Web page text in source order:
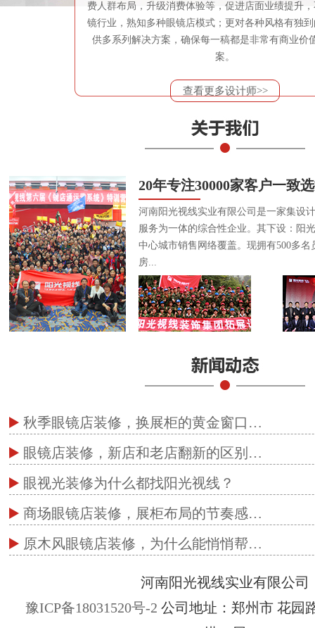
费人群布局，升级消费体验等，促进店面业绩提升
镜行业，熟知多种眼镜店模式；更对各种风格有独
供多系列解决方案，确保每一稿都是非常有商业价
案。
查看更多设计师>>
20年专注30000家客户一致
河南阳光视线实业有限公司是一家集设
服务为一体的综合性企业。其下设：阳
中心城市销售网络覆盖。现拥有500多
房...
秋季眼镜店装修，换展柜的黄金窗口…
眼镜店装修，新店和老店翻新的区别…
眼视光装修为什么都找阳光视线？
商场眼镜店装修，展柜布局的节奏感…
原木风眼镜店装修，为什么能悄悄帮…
河南阳光视线实业有限公司
豫ICP备18031520号-2 公司地址：郑州市 花园